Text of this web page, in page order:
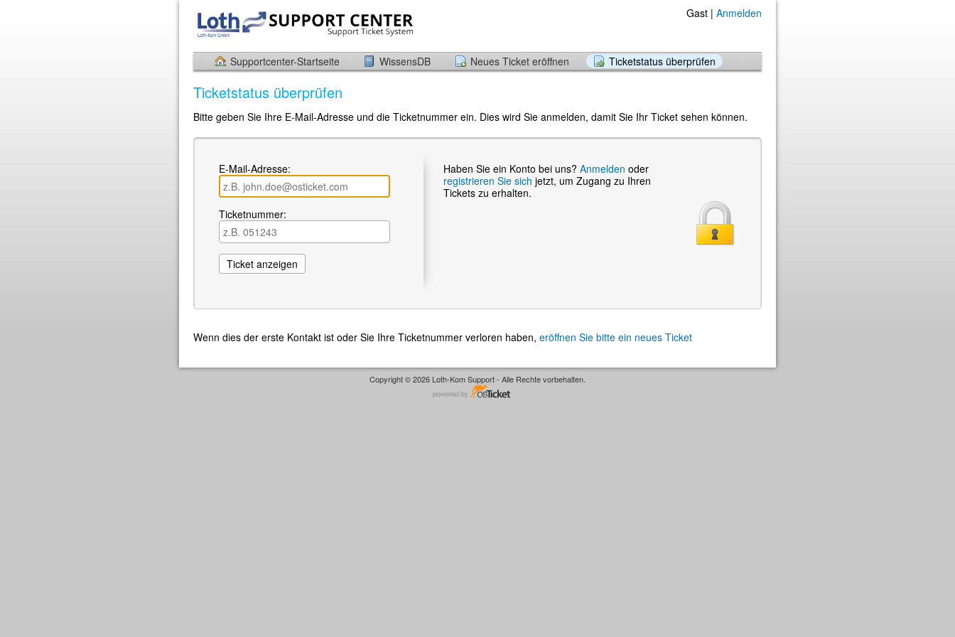
Gast | Anmelden
Supportcenter-Startseite WissensDB Neues Ticket eröffnen Ticketstatus überprüfen
Ticketstatus überprüfen
Bitte geben Sie Ihre E-Mail-Adresse und die Ticketnummer ein. Dies wird Sie anmelden, damit Sie Ihr Ticket sehen können.
E-Mail-Adresse:
Ticketnummer:
Haben Sie ein Konto bei uns? Anmelden oder
registrieren Sie sich jetzt, um Zugang zu Ihren
Tickets zu erhalten.
Wenn dies der erste Kontakt ist oder Sie Ihre Ticketnummer verloren haben, eröffnen Sie bitte ein neues Ticket
Copyright © 2026 Loth-Kom Support - Alle Rechte vorbehalten.